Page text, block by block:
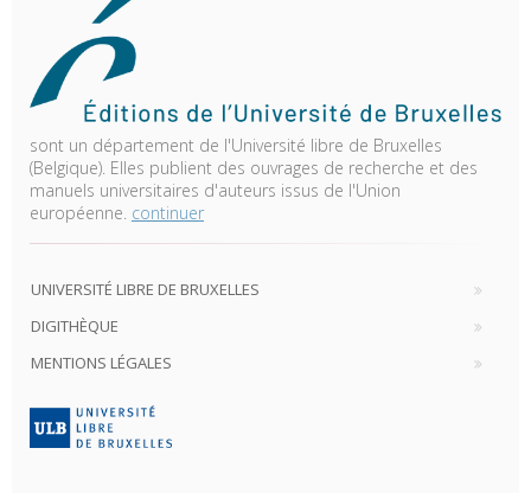
sont un département de l'Université libre de Bruxelles
(Belgique). Elles publient des ouvrages de recherche et des
manuels universitaires d'auteurs issus de l'Union
européenne. continuer
UNIVERSITÉ LIBRE DE BRUXELLES
DIGITHÈQUE
MENTIONS LÉGALES